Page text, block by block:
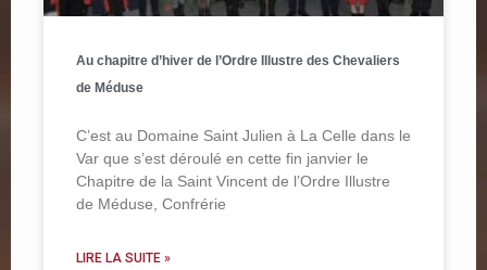
Au chapitre d’hiver de l’Ordre Illustre des Chevaliers
de Méduse
C’est au Domaine Saint Julien à La Celle dans le
Var que s’est déroulé en cette fin janvier le
Chapitre de la Saint Vincent de l’Ordre Illustre
de Méduse, Confrérie
LIRE LA SUITE »